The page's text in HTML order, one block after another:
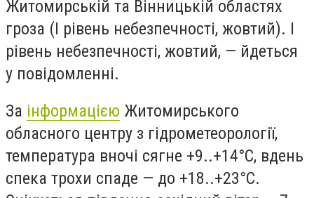
Житомирській та Вінницькій областях
гроза (I рівень небезпечності, жовтий). I
рівень небезпечності, жовтий, — йдеться
у повідомленні.
За інформацією Житомирського
обласного центру з гідрометеорології,
температура вночі сягне +9..+14°С, вдень
спека трохи спаде — до +18..+23°С.